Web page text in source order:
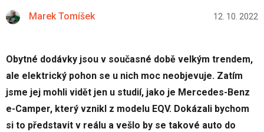
Marek Tomíšek 12. 10. 2022
Obytné dodávky jsou v současné době velkým trendem,
ale elektrický pohon se u nich moc neobjevuje. Zatím
jsme jej mohli vidět jen u studií, jako je Mercedes-Benz
e-Camper, který vznikl z modelu EQV. Dokázali bychom
si to představit v reálu a vešlo by se takové auto do